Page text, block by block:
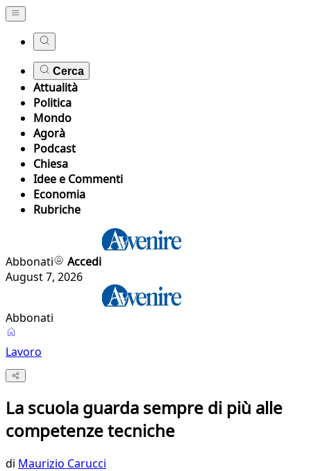
Cerca
Attualità
Politica
Mondo
Agorà
Podcast
Chiesa
Idee e Commenti
Economia
Rubriche
Abbonati
Accedi
August 7, 2026
Abbonati
Lavoro
La scuola guarda sempre di più alle
competenze tecniche
di Maurizio Carucci